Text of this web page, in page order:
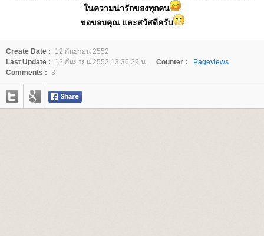
นความน่ารักของทุกคน
ขอขอบคุณ และสวัสดีครับ
Create Date :
12 กันยายน 2552
Last Update :
12 กันยายน 2552 13:36:29 น. Counter :
Pageviews.
Comments : 3